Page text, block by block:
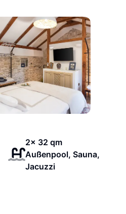
2x 32 qm
Außenpool, Sauna,
Jacuzzi